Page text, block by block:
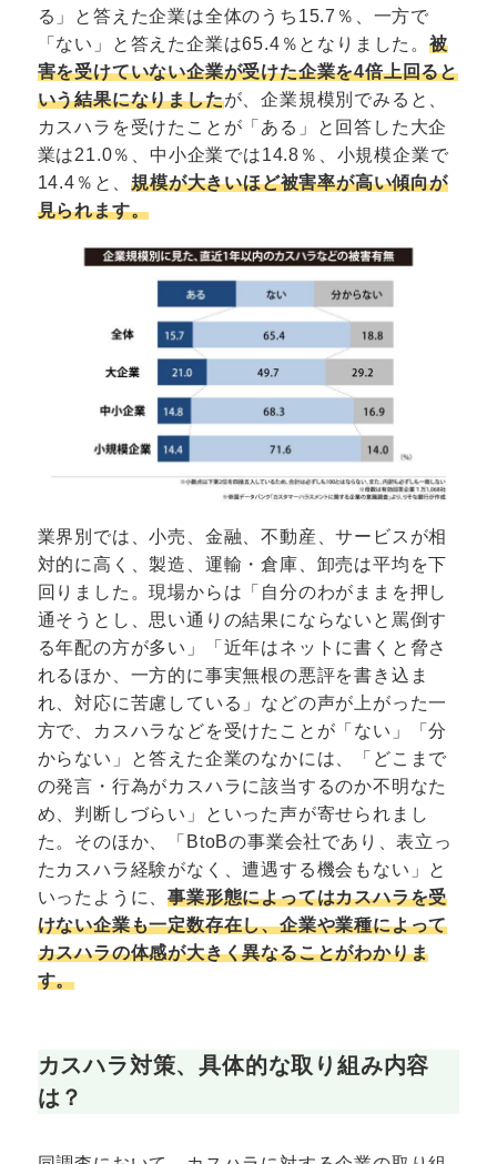
る」と答えた企業は全体のうち15.7％、一方で
「ない」と答えた企業は65.4％となりました。 被
害を受けていない企業が受けた企業を4倍上回ると
いう結果になりましたが、企業規模別でみると、
カスハラを受けたことが「ある」と回答した大企
業は21.0％、中小企業では14.8％、小規模企業で
14.4％と、規模が大きいほど被害率が高い傾向が
見られます。
業界別では、小売、金融、不動産、サービスが相
対的に高く、製造、運輸・倉庫、卸売は平均を下
回りました。現場からは「自分のわがままを押し
通そうとし、思い通りの結果にならないと罵倒す
る年配の方が多い」「近年はネットに書くと脅さ
れるほか、一方的に事実無根の悪評を書き込ま
れ、対応に苦慮している」などの声が上がった一
方で、カスハラなどを受けたことが「ない」「分
からない」と答えた企業のなかには、「どこまで
の発言・行為がカスハラに該当するのか不明なた
め、判断しづらい」といった声が寄せられまし
た。そのほか、「BtoBの事業会社であり、表立っ
たカスハラ経験がなく、遭遇する機会もない」と
いったように、事業形態によってはカスハラを受
けない企業も一定数存在し、企業や業種によって
カスハラの体感が大きく異なることがわかりま
す。
カスハラ対策、具体的な取り組み内容
は？